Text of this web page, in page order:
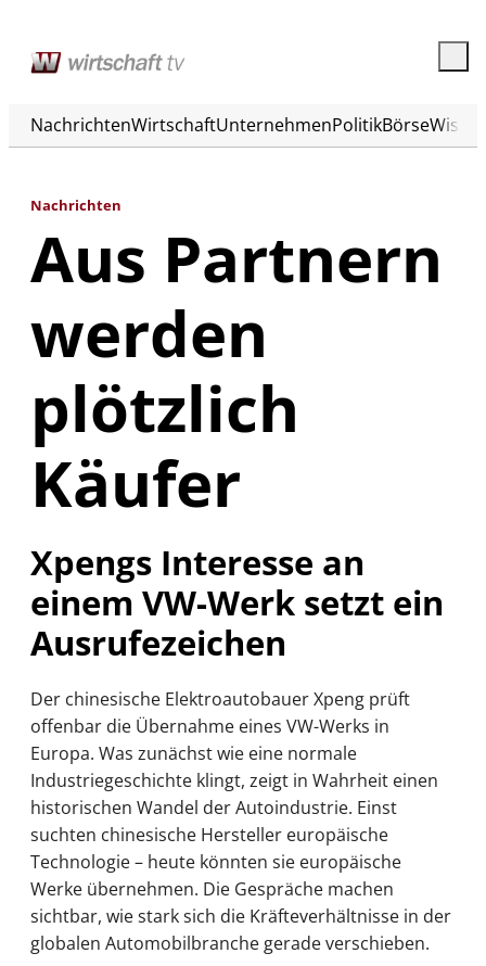
NachrichtenWirtschaftUnternehmenPolitikBörse
Nachrichten
Aus Partnern
werden
plötzlich
Käufer
Xpengs Interesse an
einem VW-Werk setzt ein
Ausrufezeichen
Der chinesische Elektroautobauer Xpeng prüft
offenbar die Übernahme eines VW-Werks in
Europa. Was zunächst wie eine normale
Industriegeschichte klingt, zeigt in Wahrheit einen
historischen Wandel der Autoindustrie. Einst
suchten chinesische Hersteller europäische
Technologie – heute könnten sie europäische
Werke übernehmen. Die Gespräche machen
sichtbar, wie stark sich die Kräfteverhältnisse in der
globalen Automobilbranche gerade verschieben.